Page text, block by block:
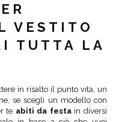
VESTITO
TUTTA LA
in risalto il punto vita, un
se scegli un modello con
te abiti da festain diversi